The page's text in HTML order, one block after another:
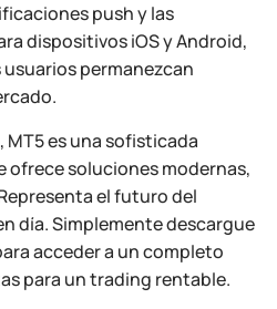
push y las
dispositivos iOS y Android,
permanezcan
es una sofisticada
soluciones modernas,
el futuro del
día. Simplemente descargue
acceder a un completo
para un trading rentable.